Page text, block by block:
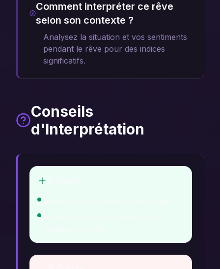
Comment interpréter ce rêve
selon son contexte ?
Analysez la situation et vos sentiments
pendant le rêve pour des indices
significatifs.
Conseils
d'Interprétation